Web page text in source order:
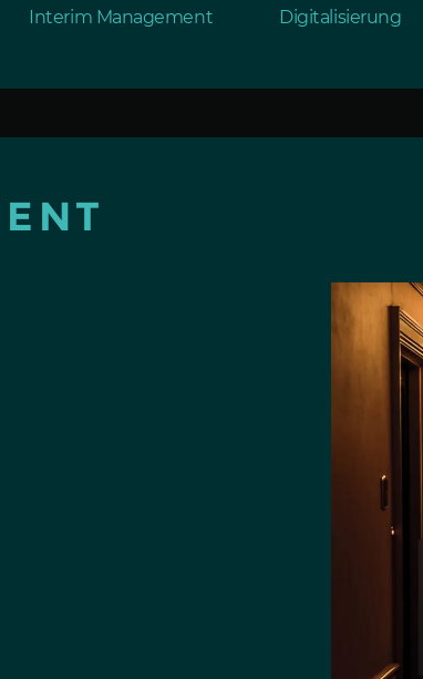
Interim Management Digitalisierung